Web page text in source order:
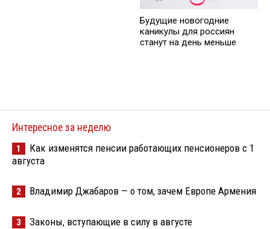
Будущие новогодние
каникулы для россиян
станут на день меньше
Интересное за неделю
1
Как изменятся пенсии работающих пенсионеров с 1
августа
2 Владимир Джабаров — о том, зачем Европе Армения
3 Законы, вступающие в силу в августе